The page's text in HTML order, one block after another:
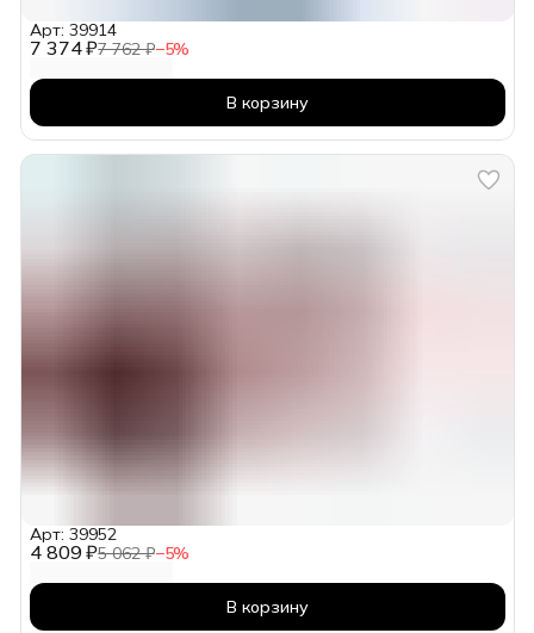
7 374 ₽7 762 ₽−5%
Арт: 39914
В корзину
4 809 ₽5 062 ₽−5%
Арт: 39952
В корзину